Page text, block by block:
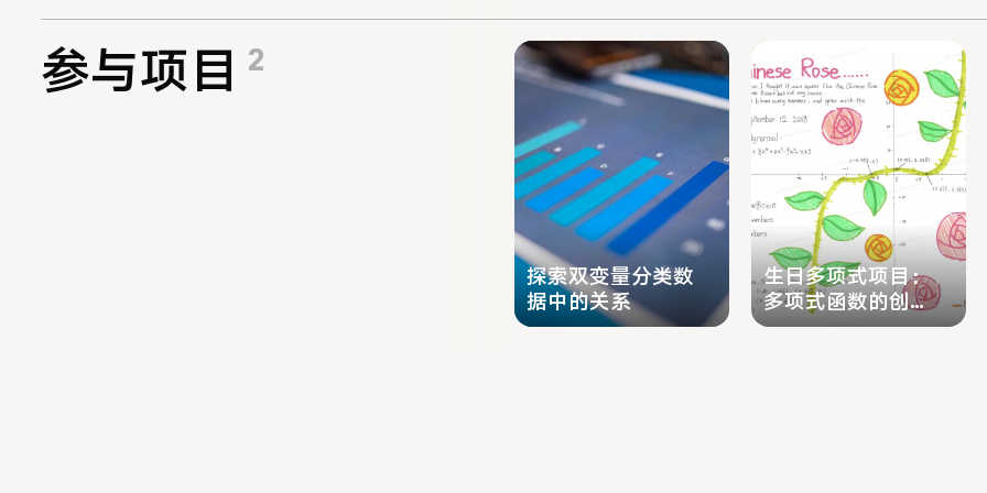
元涵盖多项式、分式和根式关系，学
习者将学习多项式运算、因式分解和
解决复杂的方程。这门课程非常适合
那些希望在科学、技术、工程或数学
领域的未来学习中建立坚实数学基础
的学习者。
在第二学
数的绘图
介绍 2D 和
以序列和
和几何序
和表示法
考试和 AP
参与项目 2
探索双变量分类数
据中的关系
生日多项式项目：
多项式函数的创意
探索